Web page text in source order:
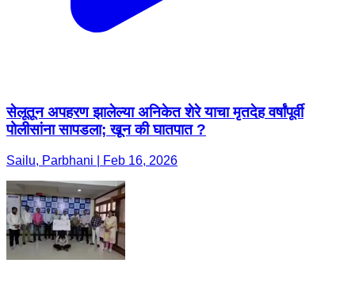
सेलूतून अपहरण झालेल्या अनिकेत शेरे याचा मृतदेह वर्षांपूर्वी
पोलीसांना सापडला; खून की घातपात ?
Sailu, Parbhani | Feb 16, 2026